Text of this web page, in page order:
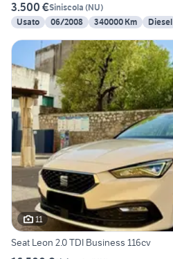
3.500 €Siniscola (NU)
Usato
06/2008 340000 Km Diesel
11
Seat Leon 2.0 TDI Business 116cv